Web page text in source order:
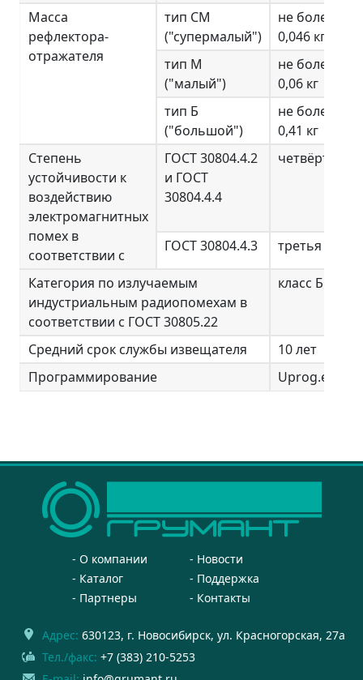
Масса
рефлектора-
отражателя
тип СМ
("супермалый")
не более
0,046 кг
тип М
("малый")
не более
0,06 кг
тип Б
("большой")
не более
0,41 кг
Степень
устойчивости к
воздействию
электромагнитных
помех в
соответствии с
ГОСТ 30804.4.2
и ГОСТ
30804.4.4
четвёртая
ГОСТ 30804.4.3 третья
Категория по излучаемым
индустриальным радиопомехам в
соответствии с ГОСТ 30805.22
класс Б
Средний срок службы извещателя
10 лет
Программирование
Uprog.exe
О компании
Новости
Каталог
Поддержка
Партнеры
Контакты
Адрес: 630123, г. Новосибирск, ул. Красногорская, 27а
Тел./факс: +7 (383) 210-5253